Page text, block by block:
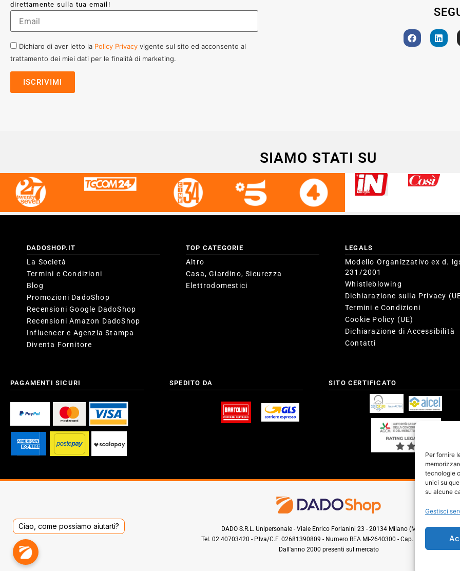
Per fornire
tecnologie
unici su
su alcune
Gestisci
direttamente sulla tua email!
Dichiaro di aver letto la Policy Privacy vigente sul sito ed acconsento al
trattamento dei miei dati per le finalità di marketing.
SIAMO STATI SU
DADOSHOP.IT
La Società
Termini e Condizioni
Blog
Promozioni DadoShop
Recensioni Google DadoShop
Recensioni Amazon DadoShop
Influencer e Agenzia Stampa
Diventa Fornitore
TOP CATEGORIE
Altro
Casa, Giardino, Sicurezza
Elettrodomestici
LEGALS
Modello Organizzativo ex d.
231/2001
Whistleblowing
Dichiarazione sulla Privacy
Termini e Condizioni
Cookie Policy (UE)
Dichiarazione di Accessibilità
Contatti
PAGAMENTI SICURI SPEDITO DA SITO CERTIFICATO
DADO S.R.L. Unipersonale - Viale Enrico Forlanini 23 - 20134 Milano (MI) - Italy
Tel. 02.40703420 - P.Iva/C.F. 02681390809 - Numero REA MI-2640300 - Cap. Soc. € 110.000
Dall'anno 2000 presenti sul mercato
Ciao, come possiamo aiutarti?